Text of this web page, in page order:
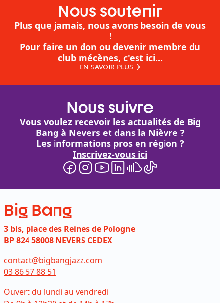
Nous soutenir
Plus que jamais, nous avons besoin de vous
!
Pour faire un don ou devenir membre du
club mécènes, c'est ici...
EN SAVOIR PLUS
Nous suivre
Vous voulez recevoir les actualités de Big
Bang à Nevers et dans la Nièvre ?
Les informations pros en région ?
Inscrivez-vous ici
Big Bang
3 bis, place des Reines de Pologne
BP 824 58008 NEVERS CEDEX
contact@bigbangjazz.com
03 86 57 88 51
Ouvert du lundi au vendredi